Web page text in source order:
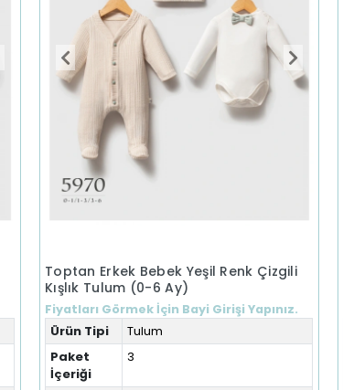
Toptan Erkek Bebek Yeşil Renk Çizgili
Kışlık Tulum (0-6 Ay)
Fiyatları Görmek İçin Bayi Girişi Yapınız.
Ürün Tipi
Tulum
Paket
İçeriği
3